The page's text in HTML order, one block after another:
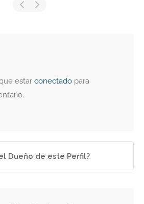
estar conectado para
Dueño de este Perfil?